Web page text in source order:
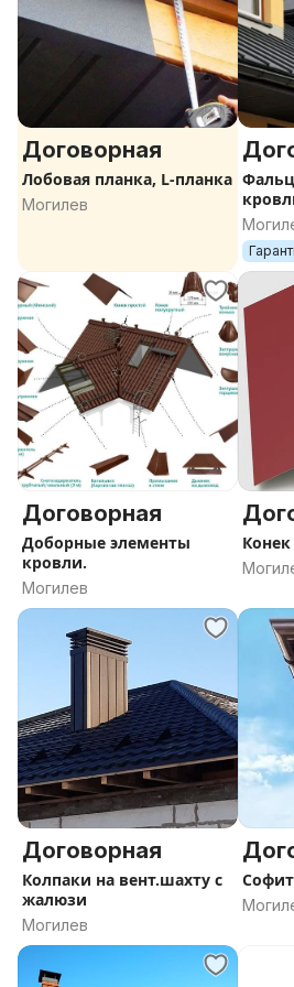
Договорная
Лобовая планка, L-планка
Могилев
Договорная
Доборные элементы
кровли.
Могилев
Договорная
Колпаки на вент.шахту с
жалюзи
Могилев
Софит